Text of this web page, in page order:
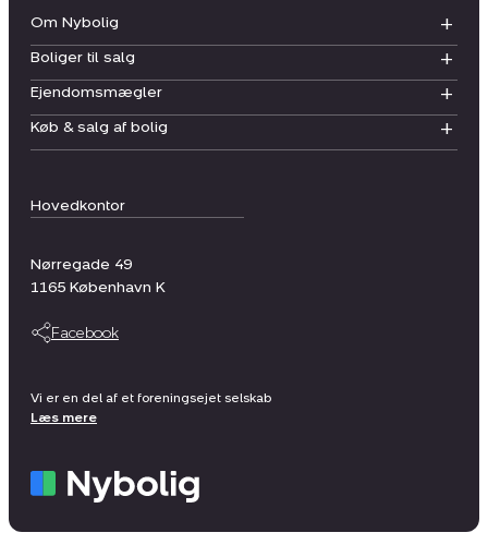
Hovedkontor
Nørregade 49
1165 København K
Facebook
Om Nybolig
Boliger til salg
Ejendomsmægler
Køb & salg af bolig
Vi er en del af et foreningsejet selskab
Læs mere